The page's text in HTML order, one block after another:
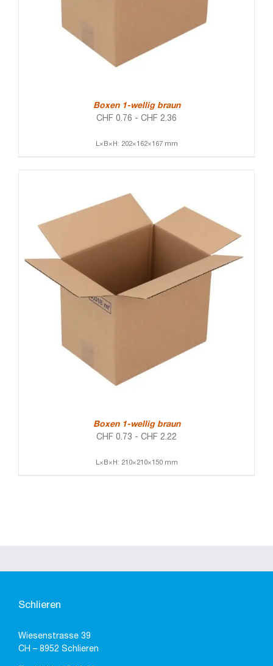
Boxen 1-wellig braun
CHF 0.76 - CHF 2.36
L×B×H: 202×162×167 mm
Boxen 1-wellig braun
CHF 0.73 - CHF 2.22
L×B×H: 210×210×150 mm
Schlieren
Wiesenstrasse 39
CH – 8952 Schlieren